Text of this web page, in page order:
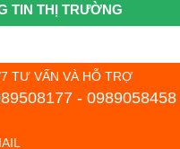
TIN THỊ TRƯỜNG
TƯ VẤN VÀ HỖ TRỢ
-